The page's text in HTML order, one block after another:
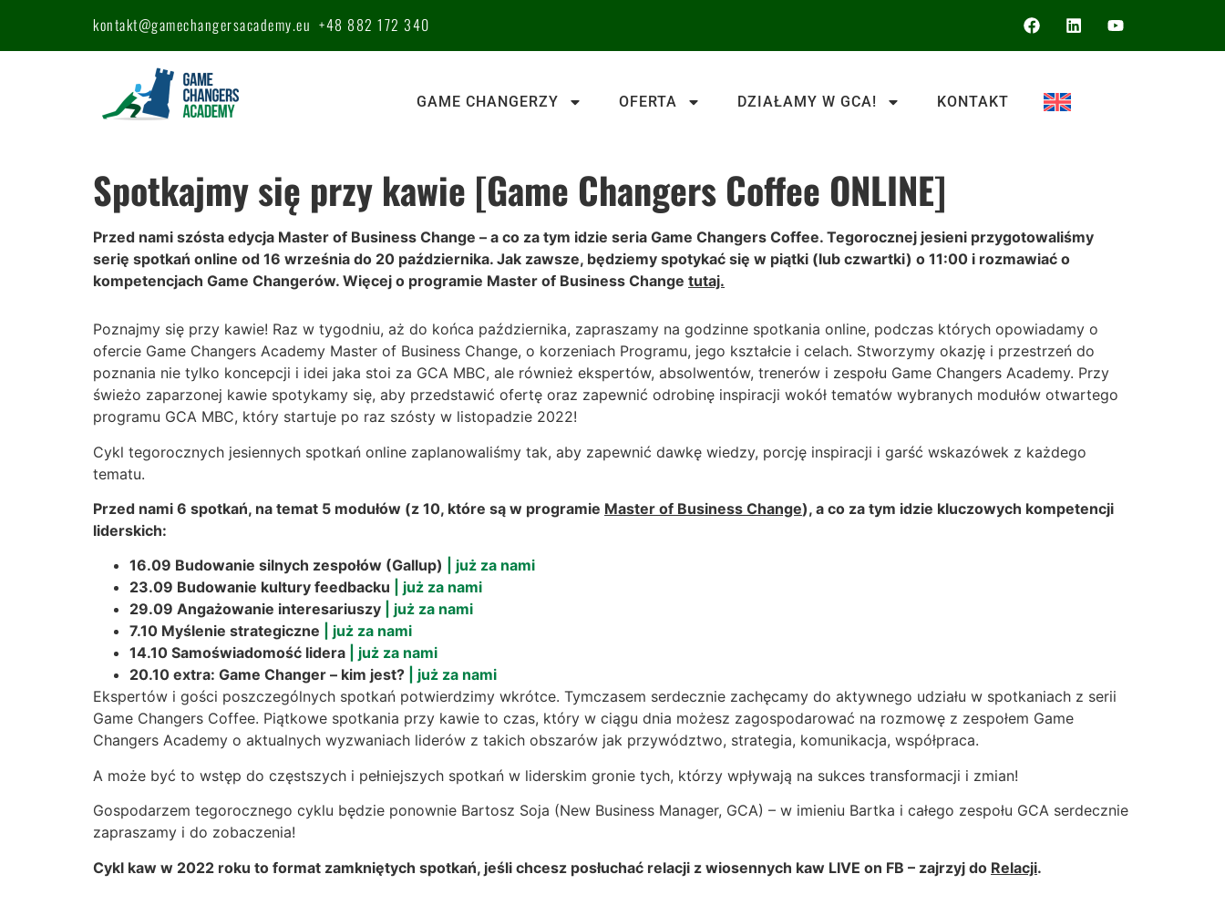
kontakt@gamechangersacademy.eu +48 882 172 340
GAME CHANGERZY OFERTA DZIAŁAMY W GCA! KONTAKT
Spotkajmy się przy kawie [Game Changers Coffee ONLINE]
Przed nami szósta edycja Master of Business Change – a co za tym idzie seria Game Changers Coffee. Tegorocznej jesieni przygotowaliśmy
serię spotkań online od 16 września do 20 października. Jak zawsze, będziemy spotykać się w piątki (lub czwartki) o 11:00 i rozmawiać o
kompetencjach Game Changerów. Więcej o programie Master of Business Change tutaj.
Poznajmy się przy kawie! Raz w tygodniu, aż do końca października, zapraszamy na godzinne spotkania online, podczas których opowiadamy o
ofercie Game Changers Academy Master of Business Change, o korzeniach Programu, jego kształcie i celach. Stworzymy okazję i przestrzeń do
poznania nie tylko koncepcji i idei jaka stoi za GCA MBC, ale również ekspertów, absolwentów, trenerów i zespołu Game Changers Academy. Przy
świeżo zaparzonej kawie spotykamy się, aby przedstawić ofertę oraz zapewnić odrobinę inspiracji wokół tematów wybranych modułów otwartego
programu GCA MBC, który startuje po raz szósty w listopadzie 2022!
Cykl tegorocznych jesiennych spotkań online zaplanowaliśmy tak, aby zapewnić dawkę wiedzy, porcję inspiracji i garść wskazówek z każdego
tematu.
Przed nami 6 spotkań, na temat 5 modułów (z 10, które są w programie Master of Business Change), a co za tym idzie kluczowych kompetencji
liderskich:
16.09 Budowanie silnych zespołów (Gallup)
| już za nami
23.09 Budowanie kultury feedbacku
| już za nami
29.09 Angażowanie interesariuszy
| już za nami
7.10 Myślenie strategiczne
| już za nami
14.10 Samoświadomość lidera
| już za nami
20.10 extra: Game Changer – kim jest?
| już za nami
Ekspertów i gości poszczególnych spotkań potwierdzimy wkrótce. Tymczasem serdecznie zachęcamy do aktywnego udziału w spotkaniach z serii
Game Changers Coffee. Piątkowe spotkania przy kawie to czas, który w ciągu dnia możesz zagospodarować na rozmowę z zespołem Game
Changers Academy o aktualnych wyzwaniach liderów z takich obszarów jak przywództwo, strategia, komunikacja, współpraca.
A może być to wstęp do częstszych i pełniejszych spotkań w liderskim gronie tych, którzy wpływają na sukces transformacji i zmian!
Gospodarzem tegorocznego cyklu będzie ponownie Bartosz Soja (New Business Manager, GCA) – w imieniu Bartka i całego zespołu GCA serdecznie
zapraszamy i do zobaczenia!
Cykl kaw w 2022 roku to format zamkniętych spotkań, jeśli chcesz posłuchać relacji z wiosennych kaw LIVE on FB – zajrzyj do Relacji.